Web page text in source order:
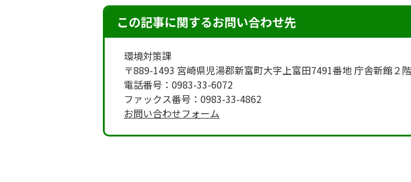
この記事に関するお問い合わせ先
環境対策課
〒889-1493 宮崎県児湯郡新富町大字上富田7491番地 庁舎新館２階
電話番号：0983-33-6072
ファックス番号：0983-33-4862
お問い合わせフォーム